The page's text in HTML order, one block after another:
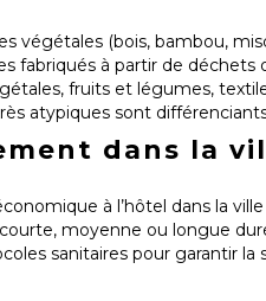
végétales (bois, bambou,
fabriqués à partir de
fruits et légumes,
atypiques sont
dans la
à l’hôtel dans la
moyenne ou longue
sanitaires pour garantir la